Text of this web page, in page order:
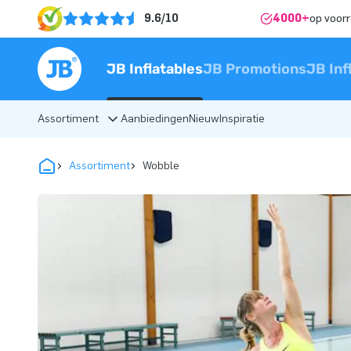
9.6/10 4000+op
JB InflatablesJB PromotionsJB
Assortiment AanbiedingenNieuwInspiratie
Assortiment Wobble